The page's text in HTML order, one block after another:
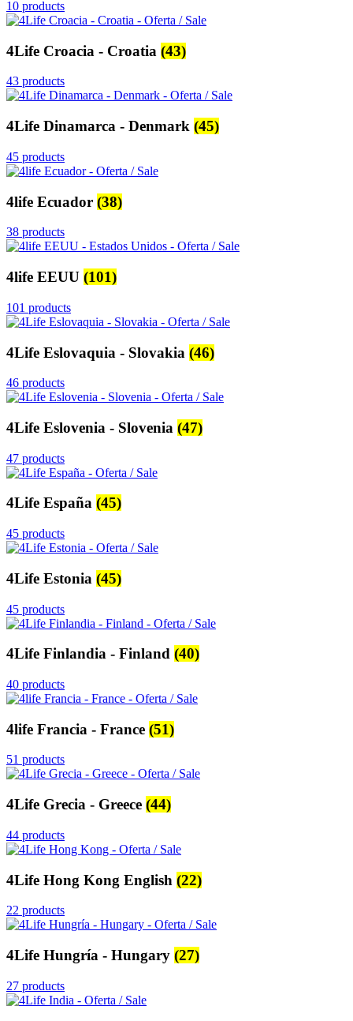
10 products
4Life Croacia - Croatia (43)
43 products
4Life Dinamarca - Denmark (45)
45 products
4life Ecuador (38)
38 products
4life EEUU (101)
101 products
4Life Eslovaquia - Slovakia (46)
46 products
4Life Eslovenia - Slovenia (47)
47 products
4Life España (45)
45 products
4Life Estonia (45)
45 products
4Life Finlandia - Finland (40)
40 products
4life Francia - France (51)
51 products
4Life Grecia - Greece (44)
44 products
4Life Hong Kong English (22)
22 products
4Life Hungría - Hungary (27)
27 products